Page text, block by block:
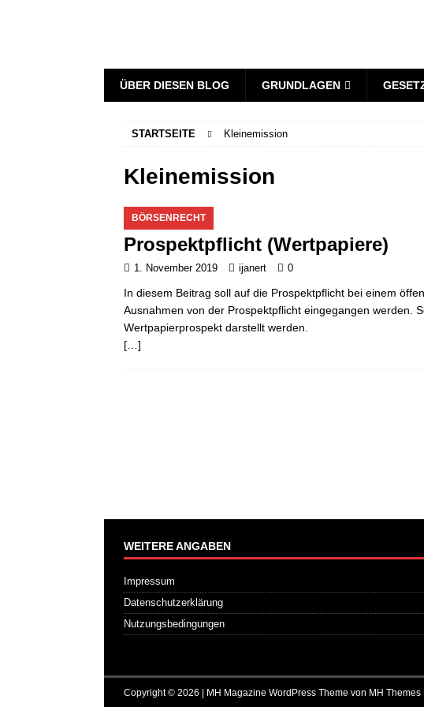
ÜBER DIESEN BLOG GRUNDLAGEN
STARTSEITE Kleinemission
Kleinemission
BÖRSENRECHT
Prospektpflicht (Wertpapiere)
1. November 2019 ijanert 0
In diesem Beitrag soll auf die Prospektpflicht bei einem
Ausnahmen von der Prospektpflicht eingegangen werden.
Wertpapierprospekt darstellt werden.
[…]
WEITERE ANGABEN
Impressum
Datenschutzerklärung
Nutzungsbedingungen
Copyright © 2026 | MH Magazine WordPress Theme von MH Themes